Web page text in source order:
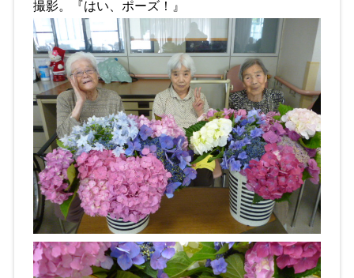
撮影。『はい、ポーズ！』